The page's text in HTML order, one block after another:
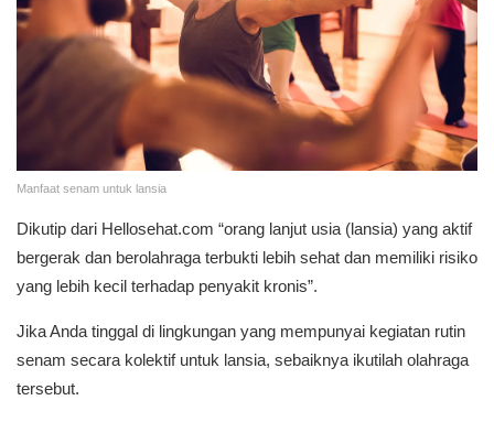
Manfaat senam untuk lansia
Dikutip dari Hellosehat.com “orang lanjut usia (lansia) yang aktif
bergerak dan berolahraga terbukti lebih sehat dan memiliki risiko
yang lebih kecil terhadap penyakit kronis”.
Jika Anda tinggal di lingkungan yang mempunyai kegiatan rutin
senam secara kolektif untuk lansia, sebaiknya ikutilah olahraga
tersebut.